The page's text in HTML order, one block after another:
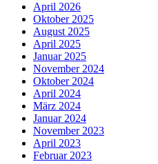
April 2026
Oktober 2025
August 2025
April 2025
Januar 2025
November 2024
Oktober 2024
April 2024
März 2024
Januar 2024
November 2023
April 2023
Februar 2023